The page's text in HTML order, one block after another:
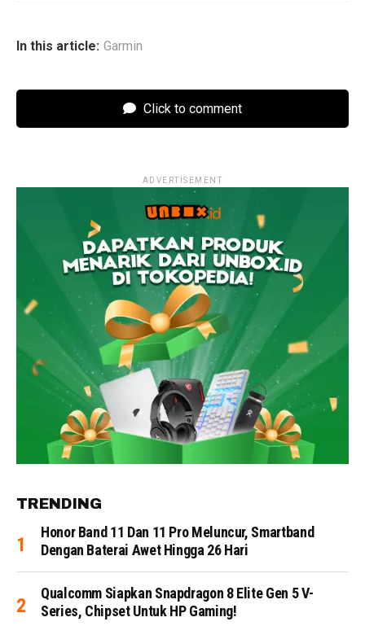
In this article: Garmin
Click to comment
ADVERTISEMENT
TRENDING
Honor Band 11 Dan 11 Pro Meluncur, Smartband
Dengan Baterai Awet Hingga 26 Hari
Qualcomm Siapkan Snapdragon 8 Elite Gen 5 V-
Series, Chipset Untuk HP Gaming!